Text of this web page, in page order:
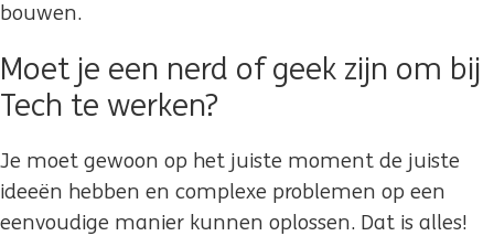
bouwen.
Moet je een nerd of geek zijn om bij
Tech te werken?
Je moet gewoon op het juiste moment de juiste
ideeën hebben en complexe problemen op een
eenvoudige manier kunnen oplossen. Dat is alles!